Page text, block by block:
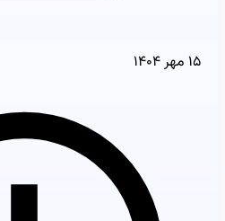
۱۵ مهر ۱۴۰۴